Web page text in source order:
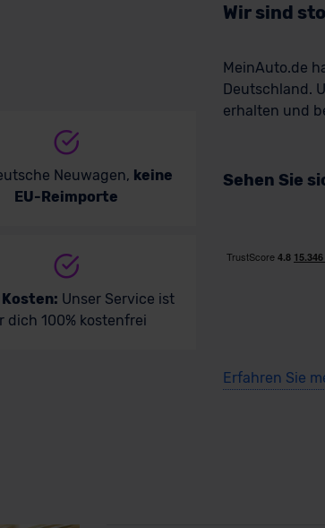
Neuwagen, keine
EU-Reimporte
Kosten: Unser Service ist
dich 100% kostenfrei
Wir sind
MeinAuto.de
Deutschland.
erhalten und
Sehen Sie
Erfahren Sie